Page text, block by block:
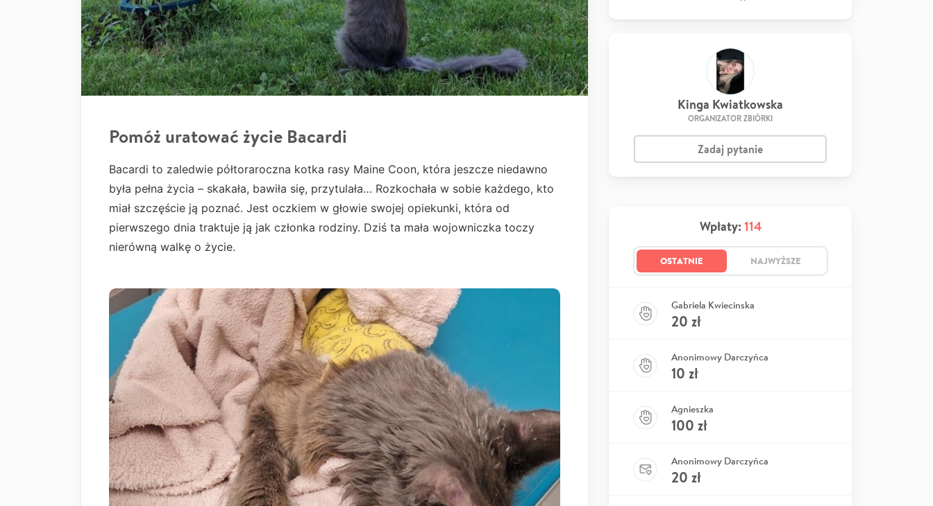
Pomóż uratować życie Bacardi
Bacardi to zaledwie półtoraroczna kotka rasy Maine Coon, która jeszcze niedawno
była pełna życia – skakała, bawiła się, przytulała… Rozkochała w sobie każdego, kto
miał szczęście ją poznać. Jest oczkiem w głowie swojej opiekunki, która od
pierwszego dnia traktuje ją jak członka rodziny. Dziś ta mała wojowniczka toczy
nierówną walkę o życie.
Kinga Kwiatkowska
ORGANIZATOR ZBIÓRKI
Zadaj pytanie
Wpłaty: 114
OSTATNIE NAJWYŻSZE
Gabriela Kwiecinska
20 zł
Anonimowy Darczyńca
10 zł
Agnieszka
100 zł
Anonimowy Darczyńca
20 zł